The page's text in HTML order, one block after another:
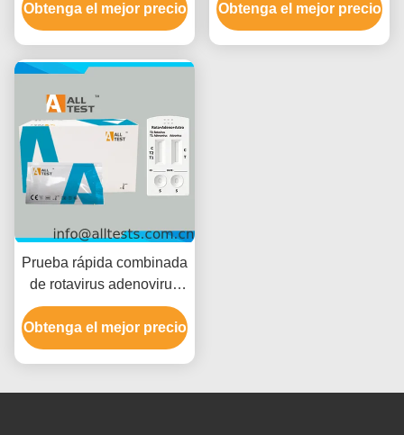
Prueba rápida para
enfermedades
resultados rápidos en 15
minutos Alta precisión e
interpretación visual fácil
Obtenga el mejor precio
resultados rápidos en 10
minutos con una alta
Obtenga el mejor precio
Prueba rápida combinada
de rotavirus adenovirus
astrovirus con tiempo de
lectura de 15 minutos
Certificado CE y alta
Obtenga el mejor precio